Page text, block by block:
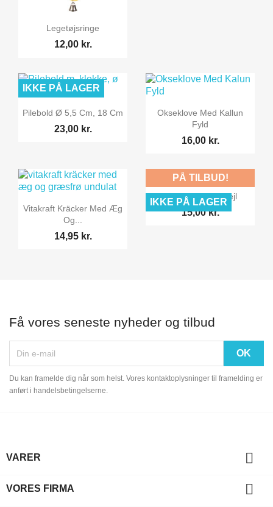
 Vis her
Legetøjsringe
12,00 kr.
 Vis her
Pilebold Ø 5,5 Cm, 18 Cm
23,00 kr.
IKKE PÅ LAGER
 Vis her
Okseklove Med Kallun
Fyld
16,00 kr.
 Vis her
Vitakraft Kräcker Med Æg
Og...
14,95 kr.
 Vis her
Vitakraft Fuglespejl
15,00 kr.
PÅ TILBUD!
IKKE PÅ LAGER
Få vores seneste nyheder og tilbud
Du kan framelde dig når som helst. Vores kontaktoplysninger til framelding er
anført i handelsbetingelserne.
VARER 
VORES FIRMA 